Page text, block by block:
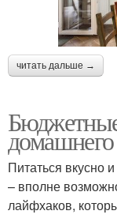
читать дальше →
Питаться вкусно
– вполне
лайфхаков,